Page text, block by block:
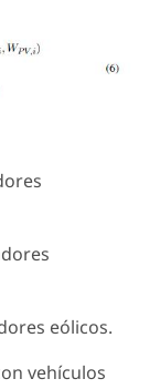
eólicos.
vehículos